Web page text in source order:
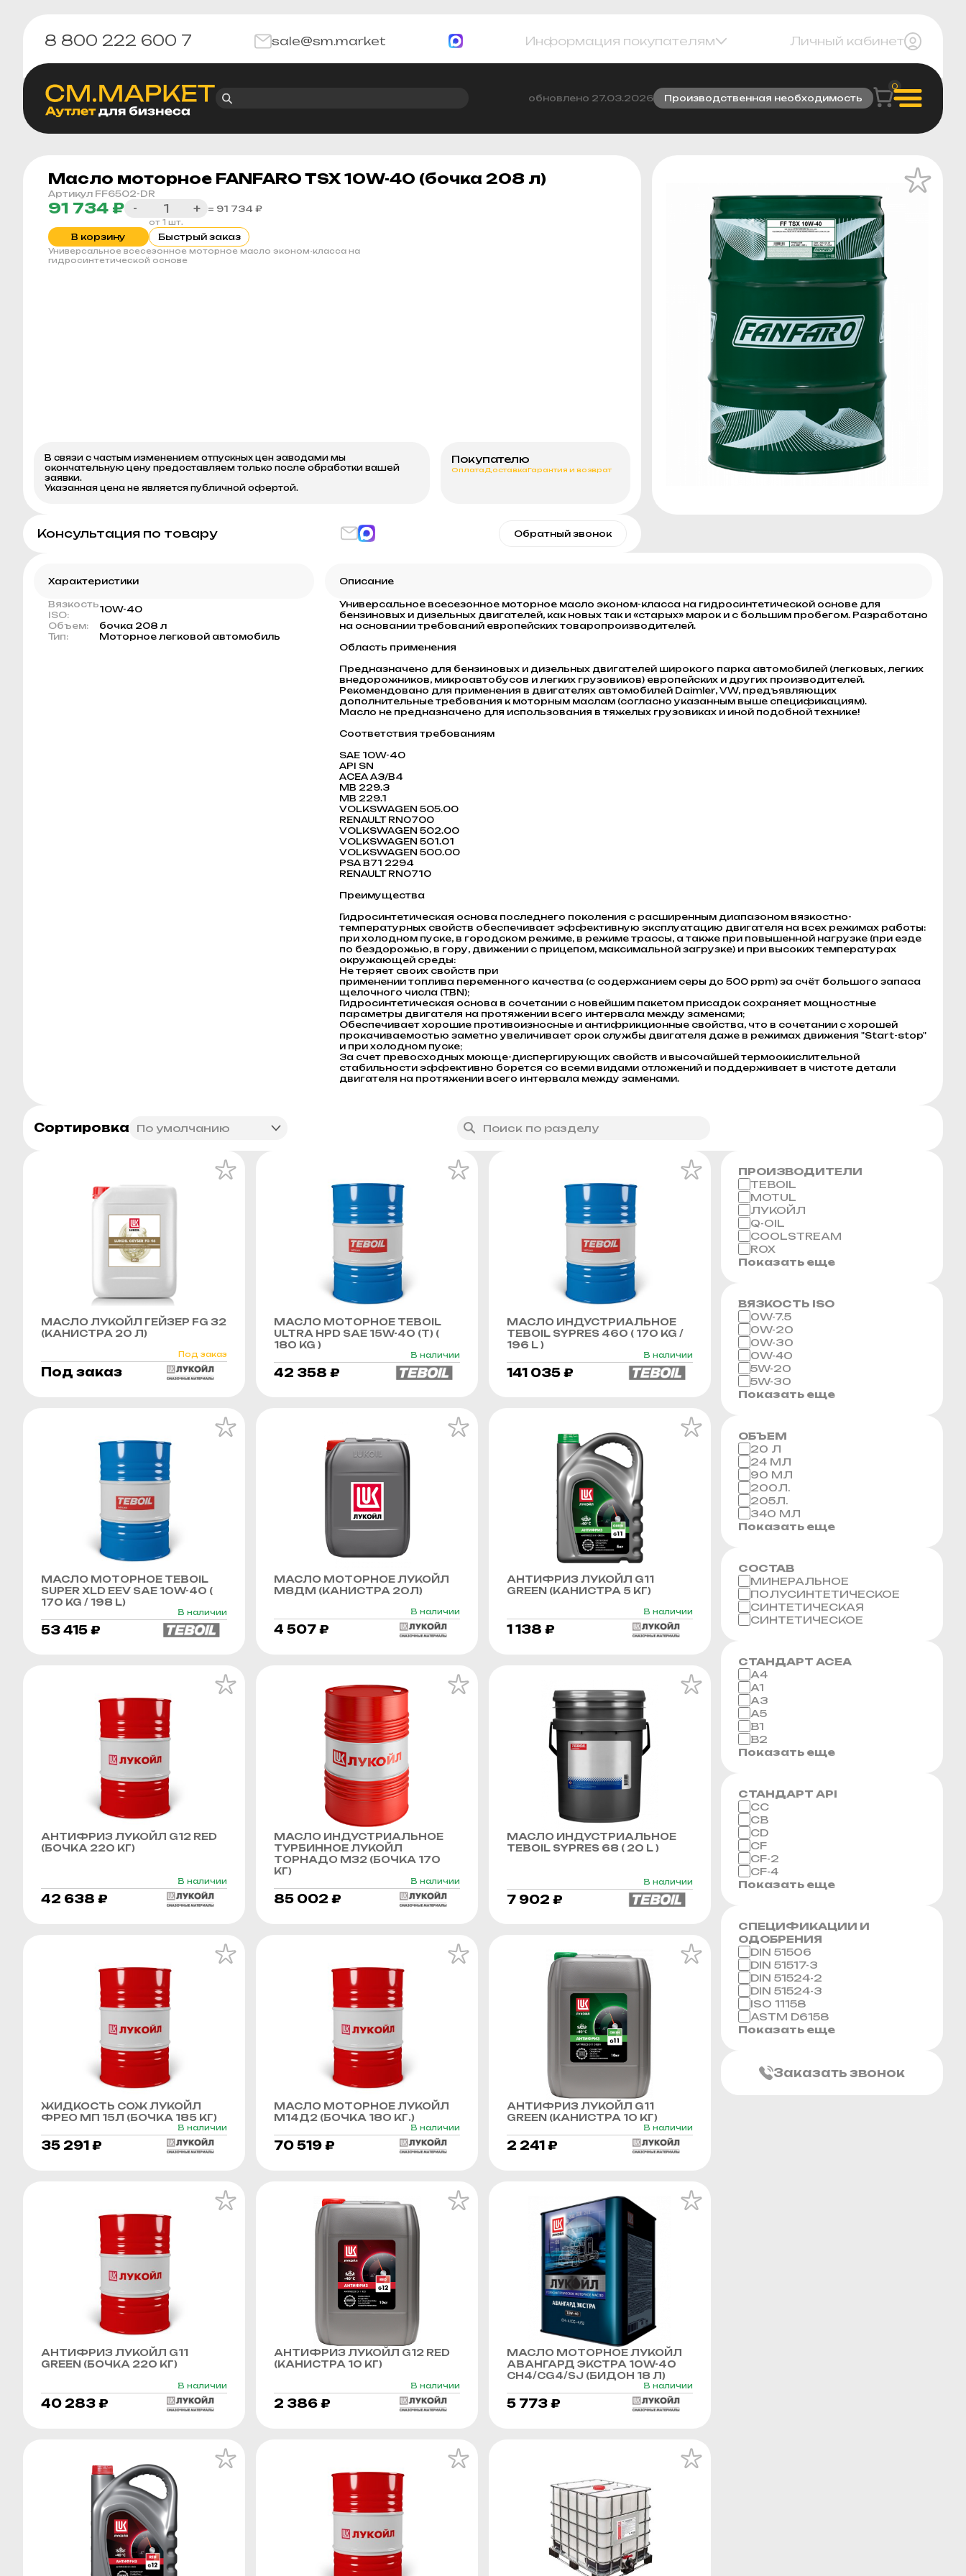
8 800 222 600 7 sale@sm.market Информация покупателям Личный кабинет
обновлено 27.03.2026 Производственная необходимость
0
Масло моторное FANFARO TSX 10W-40 (бочка 208 л)
Артикул FF6502-DR
91 734 ₽ - +
от 1 шт.
= 91 734 ₽
В корзину Быстрый заказ
Универсальное всесезонное моторное масло эконом-класса на
гидросинтетической основе
В связи с частым изменением отпускных цен заводами мы
окончательную цену предоставляем только после обработки вашей
заявки.
Указанная цена не является публичной офертой.
Покупателю
Оплата ДоставкаГарантия и возврат
Консультация по товару Обратный звонок
Характеристики
Вязкость
ISO:
10W-40
Объем:
бочка 208 л
Тип:
Моторное легковой автомобиль
Описание
Универсальное всесезонное моторное масло эконом-класса на гидросинтетической основе для
бензиновых и дизельных двигателей, как новых так и «старых» марок и с большим пробегом. Разработано
на основании требований европейских товаропроизводителей.
Область применения
Предназначено для бензиновых и дизельных двигателей широкого парка автомобилей (легковых, легких
внедорожников, микроавтобусов и легких грузовиков) европейских и других производителей.
Рекомендовано для применения в двигателях автомобилей Daimler, VW, предъявляющих
дополнительные требования к моторным маслам (согласно указанным выше спецификациям).
Масло не предназначено для использования в тяжелых грузовиках и иной подобной технике!
Соответствия требованиям
SAE 10W-40
API SN
ACEA A3/B4
MB 229.3
MB 229.1
VOLKSWAGEN 505.00
RENAULT RN0700
VOLKSWAGEN 502.00
VOLKSWAGEN 501.01
VOLKSWAGEN 500.00
PSA B71 2294
RENAULT RN0710
Преимущества
Гидросинтетическая основа последнего поколения с расширенным диапазоном вязкостно-
температурных свойств обеспечивает эффективную эксплуатацию двигателя на всех режимах работы:
при холодном пуске, в городском режиме, в режиме трассы, а также при повышенной нагрузке (при езде
по бездорожью, в гору, движении с прицепом, максимальной загрузке) и при высоких температурах
окружающей среды:
Не теряет своих свойств при
применении топлива переменного качества (с содержанием серы до 500 ppm) за счёт большого запаса
щелочного числа (TBN);
Гидросинтетическая основа в сочетании с новейшим пакетом присадок сохраняет мощностные
параметры двигателя на протяжении всего интервала между заменами;
Обеспечивает хорошие противоизносные и антифрикционные свойства, что в сочетании с хорошей
прокачиваемостью заметно увеличивает срок службы двигателя даже в режимах движения "Start-stop"
и при холодном пуске;
За счет превосходных моюще-диспергирующих свойств и высочайшей термоокислительной
стабильности эффективно борется со всеми видами отложений и поддерживает в чистоте детали
двигателя на протяжении всего интервала между заменами.
Сортировка
МАСЛО ЛУКОЙЛ ГЕЙЗЕР FG 32
(КАНИСТРА 20 Л)
Под заказ
Под заказ
МАСЛО МОТОРНОЕ TEBOIL
ULTRA HPD SAE 15W-40 (Т) (
180 KG )
В наличии
42 358 ₽
МАСЛО ИНДУСТРИАЛЬНОЕ
TEBOIL SYPRES 460 ( 170 KG /
196 L )
В наличии
141 035 ₽
МАСЛО МОТОРНОЕ TEBOIL
SUPER XLD EEV SAE 10W-40 (
170 KG / 198 L)
В наличии
53 415 ₽
МАСЛО МОТОРНОЕ ЛУКОЙЛ
М8ДМ (КАНИСТРА 20Л)
В наличии
4 507 ₽
АНТИФРИЗ ЛУКОЙЛ G11
GREEN (КАНИСТРА 5 КГ)
В наличии
1 138 ₽
АНТИФРИЗ ЛУКОЙЛ G12 RED
(БОЧКА 220 КГ)
В наличии
42 638 ₽
МАСЛО ИНДУСТРИАЛЬНОЕ
ТУРБИННОЕ ЛУКОЙЛ
ТОРНАДО М32 (БОЧКА 170
КГ)
В наличии
85 002 ₽
МАСЛО ИНДУСТРИАЛЬНОЕ
TEBOIL SYPRES 68 ( 20 L )
В наличии
7 902 ₽
ЖИДКОСТЬ СОЖ ЛУКОЙЛ
ФРЕО МП 15Л (БОЧКА 185 КГ)
В наличии
35 291 ₽
МАСЛО МОТОРНОЕ ЛУКОЙЛ
М14Д2 (БОЧКА 180 КГ.)
В наличии
70 519 ₽
АНТИФРИЗ ЛУКОЙЛ G11
GREEN (КАНИСТРА 10 КГ)
В наличии
2 241 ₽
АНТИФРИЗ ЛУКОЙЛ G11
GREEN (БОЧКА 220 КГ)
В наличии
40 283 ₽
АНТИФРИЗ ЛУКОЙЛ G12 RED
(КАНИСТРА 10 КГ)
В наличии
2 386 ₽
МАСЛО МОТОРНОЕ ЛУКОЙЛ
АВАНГАРД ЭКСТРА 10W-40
CH4/CG4/SJ (БИДОН 18 Л)
В наличии
5 773 ₽
ПРОИЗВОДИТЕЛИ
TEBOIL
MOTUL
ЛУКОЙЛ
Q-OIL
COOLSTREAM
ROX
Показать еще
ВЯЗКОСТЬ ISO
0W-7.5
0W-20
0W-30
0W-40
5W-20
5W-30
Показать еще
ОБЪЕМ
20 Л
24 МЛ
90 МЛ
200Л.
205Л.
340 МЛ
Показать еще
СОСТАВ
МИНЕРАЛЬНОЕ
ПОЛУСИНТЕТИЧЕСКОЕ
СИНТЕТИЧЕСКАЯ
СИНТЕТИЧЕСКОЕ
СТАНДАРТ ACEA
A4
A1
A3
A5
B1
B2
Показать еще
СТАНДАРТ API
CC
CB
CD
CF
CF-2
CF-4
Показать еще
СПЕЦИФИКАЦИИ И
ОДОБРЕНИЯ
DIN 51506
DIN 51517-3
DIN 51524-2
DIN 51524-3
ISO 11158
ASTM D6158
Показать еще
Заказать звонок